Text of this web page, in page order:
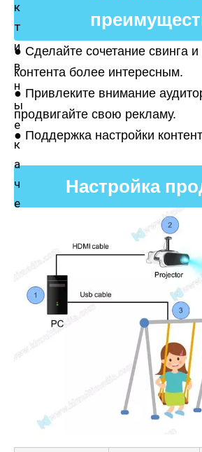
● Сделайте сочетание свинга
контента более интересным.
● Привлеките внимание
продвигайте свою рекламу.
● Поддержка настройки
Настройка